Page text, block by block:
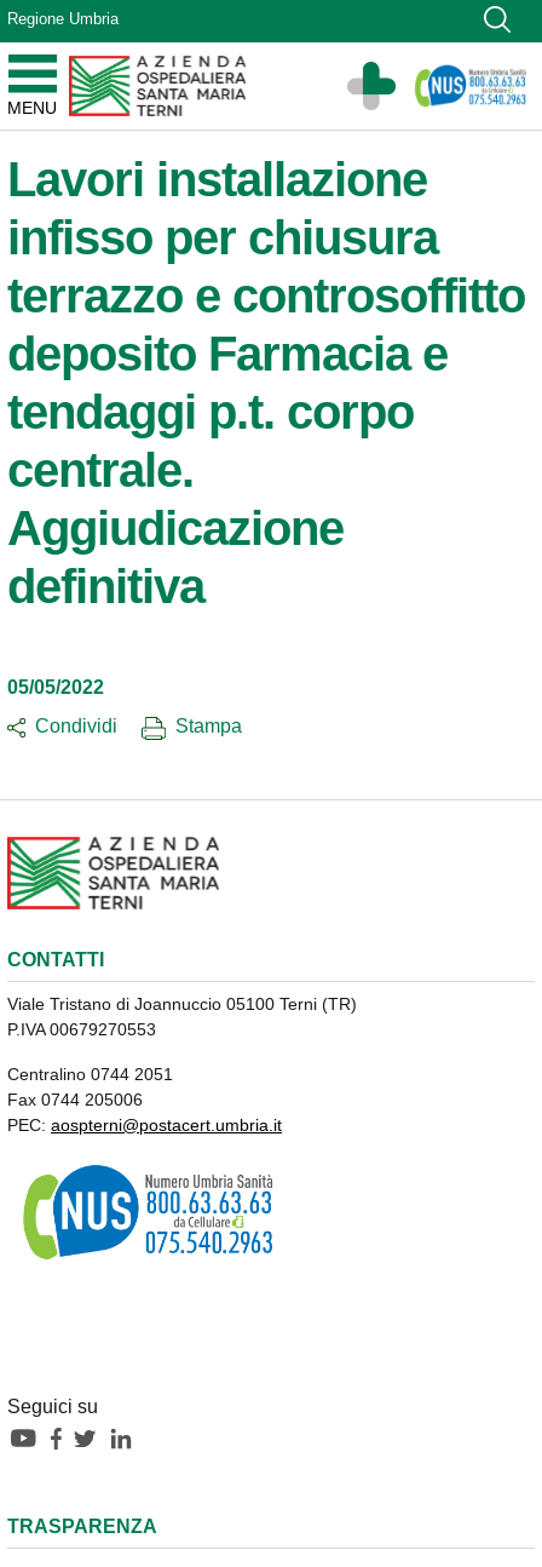
Vai ai contenuti
Vai al menu di navigazione
Vai al footer
Regione Umbria
MENU
Azienda Ospedaliera Santa Maria di Terni
Sito Istituzionale
Lavori installazione
infisso per chiusura
terrazzo e controsoffitto
deposito Farmacia e
tendaggi p.t. corpo
centrale.
Aggiudicazione
definitiva
05/05/2022
Condividi
Stampa
CONTATTI
Viale Tristano di Joannuccio 05100 Terni (TR)
P.IVA 00679270553
Centralino 0744 2051
Fax 0744 205006
PEC: aospterni@postacert.umbria.it
Seguici su
TRASPARENZA